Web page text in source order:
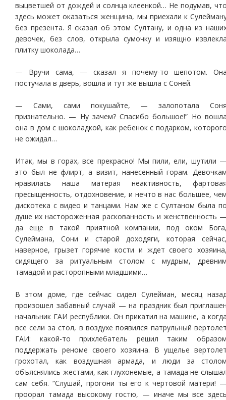
выцветшей от дождей и солнца клеенкой… Не подумав,
здесь может оказаться женщина, мы приехали к
без презента. Я сказал об этом Султану, и одна из
девочек, без слов, открыла сумочку и изящно
плитку шоколада…
— Вручи сама, — сказал я почему-то шепотом.
постучала в дверь, вошла и тут же вышла с Соней.
— Сами, сами покушайте, — залопотала
признательно. — Ну зачем? Спасибо большое!” Но
она в дом с шоколадкой, как ребенок с подарком,
не ожидал…
Итак, мы в горах, все прекрасно! Мы пили, ели, шутили
это был не флирт, а визит, нанесенный горам.
нравилась наша матерая неактивность,
пресыщенность, отдохновение, и нечто в нас большее,
дискотека с видео и танцами. Нам же с Султаном была
душе их настороженная раскованность и женственность
да еще в такой приятной компании, под оком
Сулеймана, Сони и старой доходяги, которая
наверное, грызет горячие кости и ждет своего
сидящего за ритуальным столом с мудрым,
тамадой и расторопными младшими…
В этом доме, где сейчас сидел Сулейман, месяц
произошел забавный случай — на праздник был
начальник ГАИ республики. Он прикатил на машине, а
все сели за стол, в воздухе появился патрульный
ГАИ: какой-то прихлебатель решил таким
поддержать реноме своего хозяина. В ущелье
грохотал, как воздушная армада, и люди за
объяснялись жестами, как глухонемые, а тамада не
сам себя. “Слушай, прогони ты его к чертовой матери!
проорал тамада высокому гостю, — иначе мы все